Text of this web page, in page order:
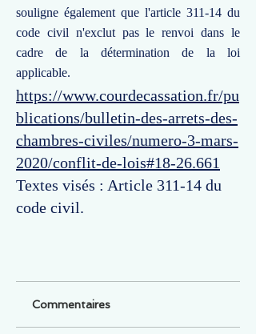
souligne également que l'article 311-14 du
code civil n'exclut pas le renvoi dans le
cadre de la détermination de la loi
applicable.
https://www.courdecassation.fr/pu
blications/bulletin-des-arrets-des-
chambres-civiles/numero-3-mars-
2020/conflit-de-lois#18-26.661
Textes visés : Article 311-14 du
code civil.
Commentaires